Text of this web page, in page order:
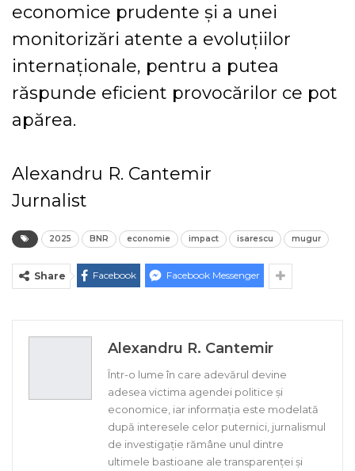
economice prudente și a unei
monitorizări atente a evoluțiilor
internaționale, pentru a putea
răspunde eficient provocărilor ce pot
apărea.
Alexandru R. Cantemir
Jurnalist
2025 BNR economie impact isarescu mugur
Share Facebook Facebook Messenger
Alexandru R. Cantemir
Într-o lume în care adevărul devine
adesea victima agendei politice și
economice, iar informația este modelată
după interesele celor puternici, jurnalismul
de investigație rămâne unul dintre
ultimele bastioane ale transparenței și